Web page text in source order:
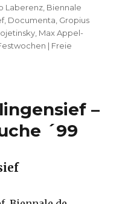
Laberenz Biennale
, Documenta Gropius
Max Appel-
| Freie
–
´99